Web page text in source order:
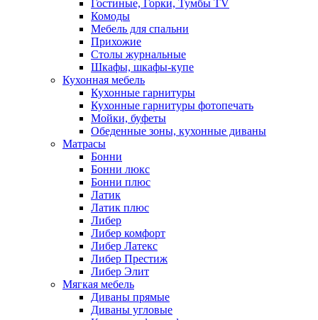
Гостиные, Горки, Тумбы TV
Комоды
Мебель для спальни
Прихожие
Столы журнальные
Шкафы, шкафы-купе
Кухонная мебель
Кухонные гарнитуры
Кухонные гарнитуры фотопечать
Мойки, буфеты
Обеденные зоны, кухонные диваны
Матрасы
Бонни
Бонни люкс
Бонни плюс
Латик
Латик плюс
Либер
Либер комфорт
Либер Латекс
Либер Престиж
Либер Элит
Мягкая мебель
Диваны прямые
Диваны угловые